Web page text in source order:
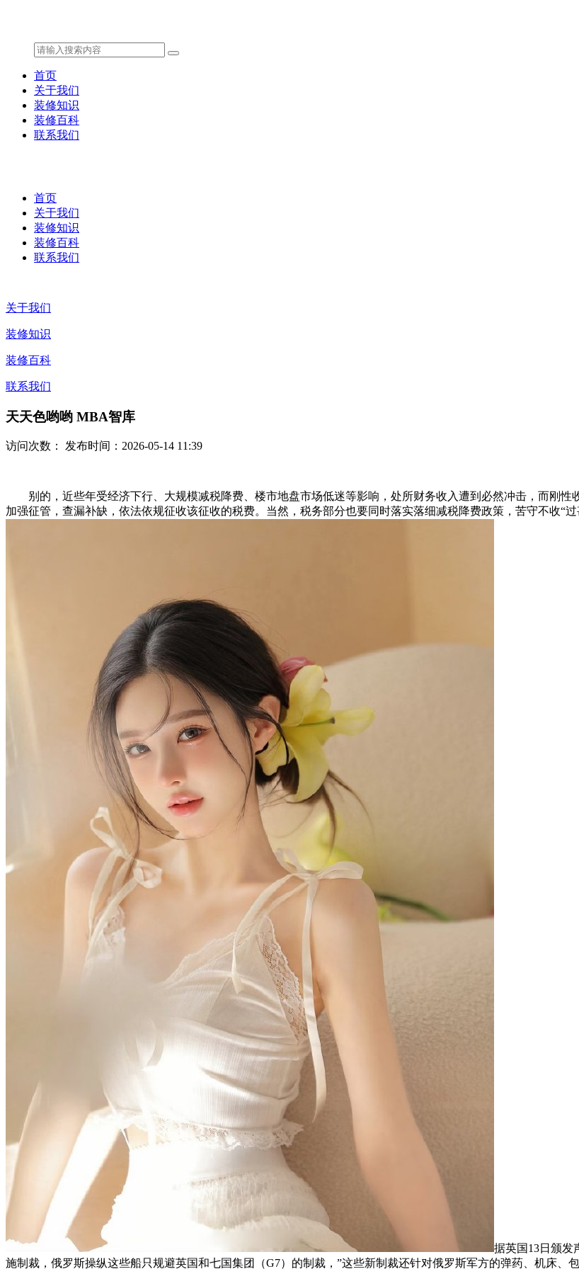
首页
关于我们
装修知识
装修百科
联系我们
首页
关于我们
装修知识
装修百科
联系我们
关于我们
装修知识
装修百科
联系我们
天天色哟哟 MBA智库
访问次数： 发布时间：2026-05-14 11:39
别的，近些年受经济下行、大规模减税降费、楼市地盘市场低迷等影响，处所财务收入遭到必然冲击，而刚性
加强征管，查漏补缺，依法依规征收该征收的税费。当然，税务部分也要同时落实落细减税降费政策，苦守不收“过
据英国13日颁发
施制裁，俄罗斯操纵这些船只规避英国和七国集团（G7）的制裁，”这些新制裁还针对俄罗斯军方的弹药、机床